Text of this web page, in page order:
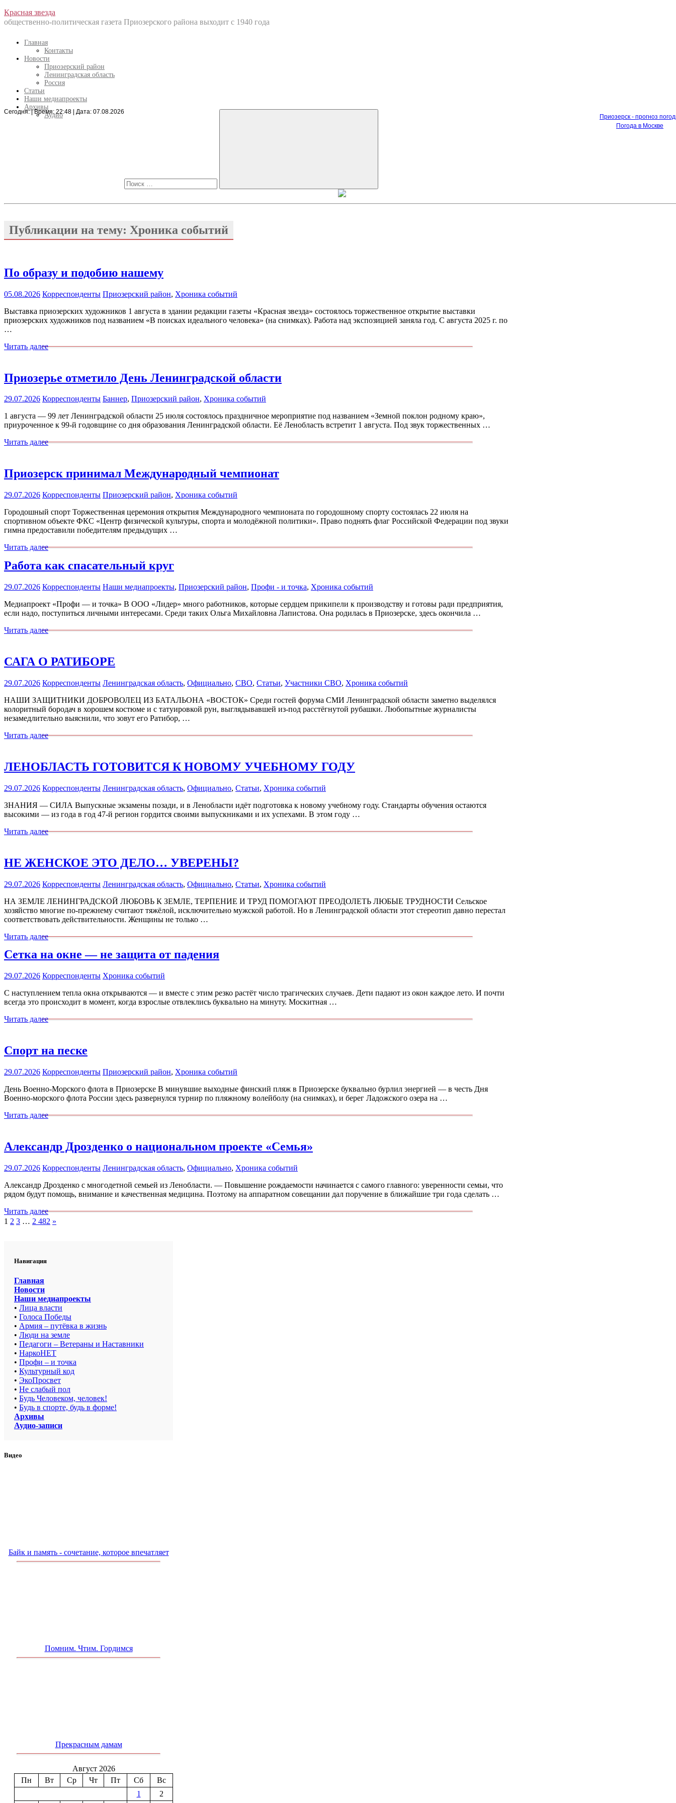
Перейти
к
Красная звезда
общественно-политическая газета Приозерского района выходит с 1940 года
Главная
Контакты
Новости
Приозерский район
Ленинградская область
Россия
Статьи
Наши медиапроекты
Архивы
Аудио
Сегодня: | Время: 22:48 | Дата: 07.08.2026
Приозерск - прогноз
Погода в Москве
Искать
Публикации на тему: Хроника событий
По образу и подобию нашему
05.08.2026 Корреспонденты Приозерский район, Хроника событий
Выставка приозерских художников 1 августа в здании редакции газеты «Красная звезда» состоялось торжественное открытие выставки
приозерских художников под названием «В поисках идеального человека» (на снимках). Работа над экспозицией заняла год. С августа 2025 г. по
…
Читать далее
Приозерье отметило День Ленинградской области
29.07.2026 Корреспонденты Баннер, Приозерский район, Хроника событий
1 августа — 99 лет Ленинградской области 25 июля состоялось праздничное мероприятие под названием «Земной поклон родному краю»,
приуроченное к 99-й годовщине со дня образования Ленинградской области. Её Ленобласть встретит 1 августа. Под звук торжественных …
Читать далее
Приозерск принимал Международный чемпионат
29.07.2026 Корреспонденты Приозерский район, Хроника событий
Городошный спорт Торжественная церемония открытия Международного чемпионата по городошному спорту состоялась 22 июля на
спортивном объекте ФКС «Центр физической культуры, спорта и молодёжной политики». Право поднять флаг Российской Федерации под звуки
гимна предоставили победителям предыдущих …
Читать далее
Работа как спасательный круг
29.07.2026 Корреспонденты Наши медиапроекты, Приозерский район, Профи - и точка, Хроника событий
Медиапроект «Профи — и точка» В ООО «Лидер» много работников, которые сердцем прикипели к производству и готовы ради предприятия,
если надо, поступиться личными интересами. Среди таких Ольга Михайловна Лапистова. Она родилась в Приозерске, здесь окончила …
Читать далее
САГА О РАТИБОРЕ
29.07.2026 Корреспонденты Ленинградская область, Официально, СВО, Статьи, Участники СВО, Хроника событий
НАШИ ЗАЩИТНИКИ ДОБРОВОЛЕЦ ИЗ БАТАЛЬОНА «ВОСТОК» Среди гостей форума СМИ Ленинградской области заметно выделялся
колоритный бородач в хорошем костюме и с татуировкой рун, выглядывавшей из-под расстёгнутой рубашки. Любопытные журналисты
незамедлительно выяснили, что зовут его Ратибор, …
Читать далее
ЛЕНОБЛАСТЬ ГОТОВИТСЯ К НОВОМУ УЧЕБНОМУ ГОДУ
29.07.2026 Корреспонденты Ленинградская область, Официально, Статьи, Хроника событий
ЗНАНИЯ — СИЛА Выпускные экзамены позади, и в Ленобласти идёт подготовка к новому учебному году. Стандарты обучения остаются
высокими — из года в год 47-й регион гордится своими выпускниками и их успехами. В этом году …
Читать далее
НЕ ЖЕНСКОЕ ЭТО ДЕЛО… УВЕРЕНЫ?
29.07.2026 Корреспонденты Ленинградская область, Официально, Статьи, Хроника событий
НА ЗЕМЛЕ ЛЕНИНГРАДСКОЙ ЛЮБОВЬ К ЗЕМЛЕ, ТЕРПЕНИЕ И ТРУД ПОМОГАЮТ ПРЕОДОЛЕТЬ ЛЮБЫЕ ТРУДНОСТИ Сельское
хозяйство многие по-прежнему считают тяжёлой, исключительно мужской работой. Но в Ленинградской области этот стереотип давно перестал
соответствовать действительности. Женщины не только …
Читать далее
Сетка на окне — не защита от падения
29.07.2026 Корреспонденты Хроника событий
С наступлением тепла окна открываются — и вместе с этим резко растёт число трагических случаев. Дети падают из окон каждое лето. И почти
всегда это происходит в момент, когда взрослые отвлеклись буквально на минуту. Москитная …
Читать далее
Спорт на песке
29.07.2026 Корреспонденты Приозерский район, Хроника событий
День Военно-Морского флота в Приозерске В минувшие выходные финский пляж в Приозерске буквально бурлил энергией — в честь Дня
Военно-морского флота России здесь развернулся турнир по пляжному волейболу (на снимках), и берег Ладожского озера на …
Читать далее
Александр Дрозденко о национальном проекте «Семья»
29.07.2026 Корреспонденты Ленинградская область, Официально, Хроника событий
Александр Дрозденко с многодетной семьей из Ленобласти. — Повышение рождаемости начинается с самого главного: уверенности семьи, что
рядом будут помощь, внимание и качественная медицина. Поэтому на аппаратном совещании дал поручение в ближайшие три года сделать …
Читать далее
Пагинация
1 2 3 … 2 482 След.
»
Навигация
Главная
Новости
Наши медиапроекты
• Лица власти
• Голоса Победы
• Армия – путёвка в жизнь
• Люди на земле
• Педагоги – Ветераны и Наставники
• НаркоНЕТ
• Профи – и точка
• Культурный код
• ЭкоПросвет
• Не слабый пол
• Будь Человеком, человек!
• Будь в спорте, будь в форме!
Архивы
Аудио-записи
Видео
Байк и память - сочетание, которое впечатляет
Помним. Чтим. Гордимся
Прекрасным дамам
Август 2026
Пн
Вт Ср Чт Пт Сб
Вс
1
2